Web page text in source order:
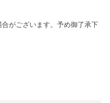
がございます。予め御了承下